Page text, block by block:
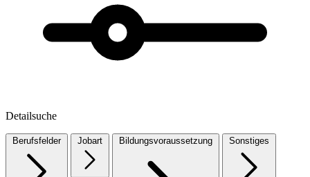
Detailsuche
Berufsfelder Jobart Bildungsvoraussetzung Sonstiges